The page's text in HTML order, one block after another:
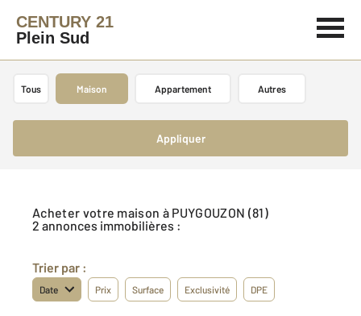
CENTURY 21
Plein Sud
Tous Maison Appartement Autres
Appliquer
Acheter votre maison à PUYGOUZON (81)
2 annonces immobilières :
Trier par :
Date Prix Surface Exclusivité DPE